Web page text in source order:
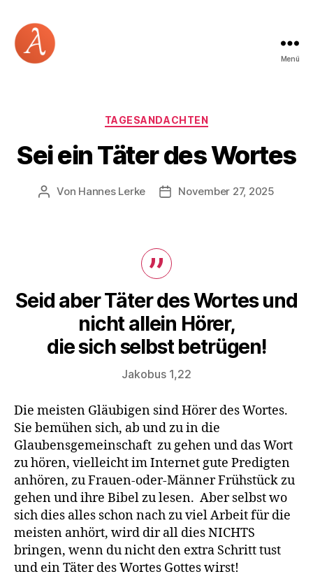
Menü
Kategorien
TAGESANDACHTEN
Sei ein Täter des Wortes
Beitragsautor
Von Hannes Lerke Beitragsdatum
November 27, 2025
Seid aber Täter des Wortes und
nicht allein Hörer,
die sich selbst betrügen!
Jakobus 1,22
Die meisten Gläubigen sind Hörer des Wortes.
Sie bemühen sich, ab und zu in die
Glaubensgemeinschaft zu gehen und das Wort
zu hören, vielleicht im Internet gute Predigten
anhören, zu Frauen-oder-Männer Frühstück zu
gehen und ihre Bibel zu lesen. Aber selbst wo
sich dies alles schon nach zu viel Arbeit für die
meisten anhört, wird dir all dies NICHTS
bringen, wenn du nicht den extra Schritt tust
und ein Täter des Wortes Gottes wirst!